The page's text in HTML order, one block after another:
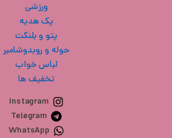
ورزشی
پک هدیه
پتو و بلنکت
حوله و روبدوشامبر
لباس خواب
تخفیف ها
Instagram
Telegram
WhatsApp